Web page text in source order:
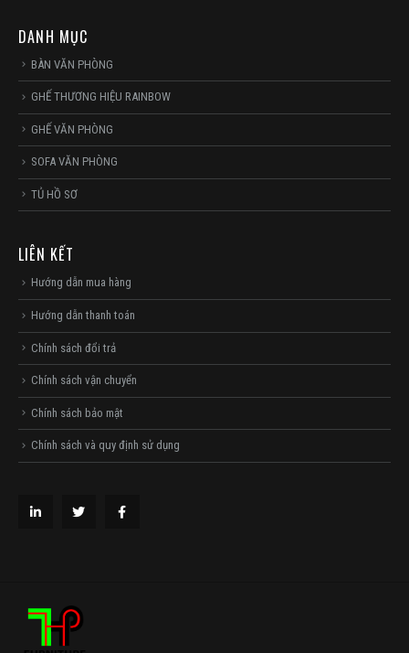
DANH MỤC
BÀN VĂN PHÒNG
GHẾ THƯƠNG HIỆU RAINBOW
GHẾ VĂN PHÒNG
SOFA VĂN PHÒNG
TỦ HỒ SƠ
LIÊN KẾT
Hướng dẫn mua hàng
Hướng dẫn thanh toán
Chính sách đổi trả
Chính sách vận chuyển
Chính sách bảo mật
Chính sách và quy định sử dụng